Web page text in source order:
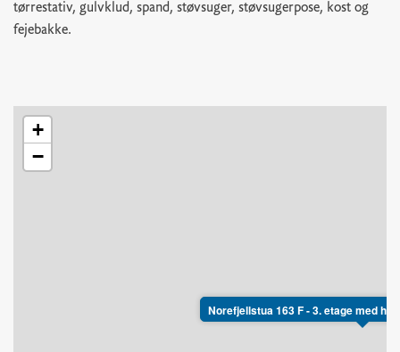
tørrestativ, gulvklud, spand, støvsuger, støvsugerpose, kost og
fejebakke.
Norefjellstua 163 F - 3. etage med
+
−